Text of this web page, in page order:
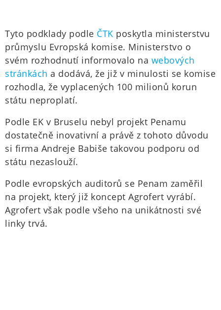
Tyto podklady podle ČTK poskytla ministerstvu
průmyslu Evropská komise. Ministerstvo o
svém rozhodnutí informovalo na webových
stránkách a dodává, že již v minulosti se komise
rozhodla, že vyplacených 100 milionů korun
státu neproplatí.
Podle EK v Bruselu nebyl projekt Penamu
dostatečně inovativní a právě z tohoto důvodu
si firma Andreje Babiše takovou podporu od
státu nezaslouží.
Podle evropských auditorů se Penam zaměřil
na projekt, který již koncept Agrofert vyrábí.
Agrofert však podle všeho na unikátnosti své
linky trvá.